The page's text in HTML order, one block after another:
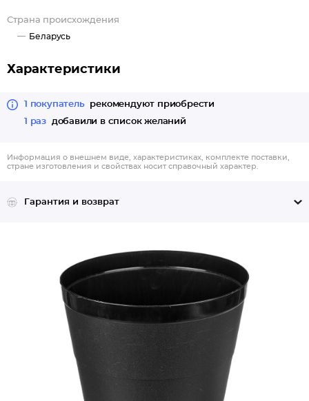
Страна происхождения
Беларусь
Характеристики
1 покупатель
рекомендуют приобрести
1 раз
добавили в список желаний
Информация о внешнем виде, характеристиках, комплекте поставки,
стране изготовления и свойствах носит справочный характер.
Гарантия и возврат